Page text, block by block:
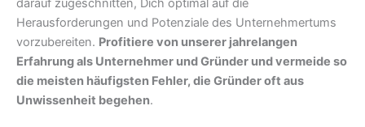
Herausforderungen und Potenziale des Unternehmertums
vorzubereiten. Profitiere von unserer jahrelangen
Erfahrung als Unternehmer und Gründer und vermeide so
die meisten häufigsten Fehler, die Gründer oft aus
Unwissenheit begehen.